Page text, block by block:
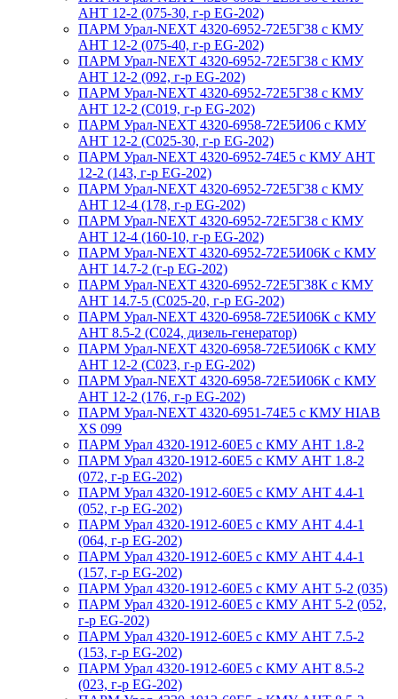
АНТ 12-2 (075-30, г-р EG-202)
ПАРМ Урал-NEXT 4320-6952-72Е5Г38 с КМУ
АНТ 12-2 (075-40, г-р EG-202)
ПАРМ Урал-NEXT 4320-6952-72Е5Г38 с КМУ
АНТ 12-2 (092, г-р EG-202)
ПАРМ Урал-NEXT 4320-6952-72Е5Г38 с КМУ
АНТ 12-2 (С019, г-р EG-202)
ПАРМ Урал-NEXT 4320-6958-72Е5И06 с КМУ
АНТ 12-2 (С025-30, г-р EG-202)
ПАРМ Урал-NEXT 4320-6952-74Е5 с КМУ АНТ
12-2 (143, г-р EG-202)
ПАРМ Урал-NEXT 4320-6952-72Е5Г38 с КМУ
АНТ 12-4 (178, г-р EG-202)
ПАРМ Урал-NEXT 4320-6952-72Е5Г38 с КМУ
АНТ 12-4 (160-10, г-р EG-202)
ПАРМ Урал-NEXT 4320-6952-72Е5И06К с КМУ
АНТ 14.7-2 (г-р EG-202)
ПАРМ Урал-NEXT 4320-6952-72Е5Г38К с КМУ
АНТ 14.7-5 (С025-20, г-р EG-202)
ПАРМ Урал-NEXT 4320-6958-72Е5И06К с КМУ
АНТ 8.5-2 (С024, дизель-генератор)
ПАРМ Урал-NEXT 4320-6958-72Е5И06К с КМУ
АНТ 12-2 (С023, г-р EG-202)
ПАРМ Урал-NEXT 4320-6958-72Е5И06К с КМУ
АНТ 12-2 (176, г-р EG-202)
ПАРМ Урал-NEXT 4320-6951-74Е5 с КМУ HIAB
XS 099
ПАРМ Урал 4320-1912-60Е5 с КМУ АНТ 1.8-2
ПАРМ Урал 4320-1912-60Е5 с КМУ АНТ 1.8-2
(072, г-р EG-202)
ПАРМ Урал 4320-1912-60Е5 с КМУ АНТ 4.4-1
(052, г-р EG-202)
ПАРМ Урал 4320-1912-60Е5 с КМУ АНТ 4.4-1
(064, г-р EG-202)
ПАРМ Урал 4320-1912-60Е5 с КМУ АНТ 4.4-1
(157, г-р EG-202)
ПАРМ Урал 4320-1912-60Е5 с КМУ АНТ 5-2 (035)
ПАРМ Урал 4320-1912-60Е5 с КМУ АНТ 5-2 (052,
г-р EG-202)
ПАРМ Урал 4320-1912-60Е5 с КМУ АНТ 7.5-2
(153, г-р EG-202)
ПАРМ Урал 4320-1912-60Е5 с КМУ АНТ 8.5-2
(023, г-р EG-202)